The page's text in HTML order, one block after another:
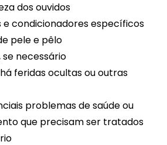
dos ouvidos
e condicionadores específicos
pele e pêlo
necessário
feridas ocultas ou outras
problemas de saúde ou
que precisam ser tratados